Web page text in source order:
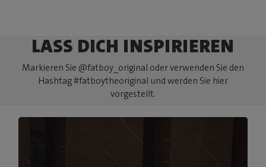
LASS DICH INSPIRIEREN
Markieren Sie @fatboy_original oder verwenden Sie den
Hashtag #fatboytheoriginal und werden Sie hier
vorgestellt.